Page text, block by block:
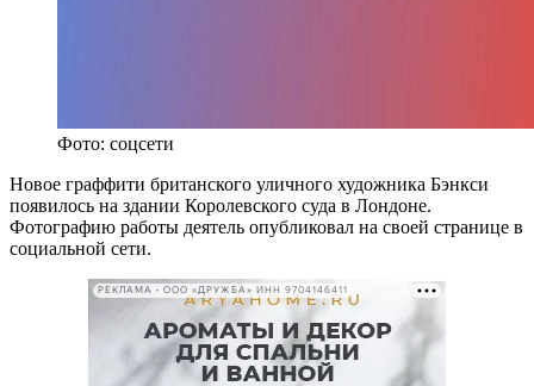
Фото: соцсети
Новое граффити британского уличного художника Бэнкси
появилось на здании Королевского суда в Лондоне.
Фотографию работы деятель опубликовал на своей странице в
социальной сети.
РЕКЛАМА • ООО «ДРУЖБА» ИНН 9704146411